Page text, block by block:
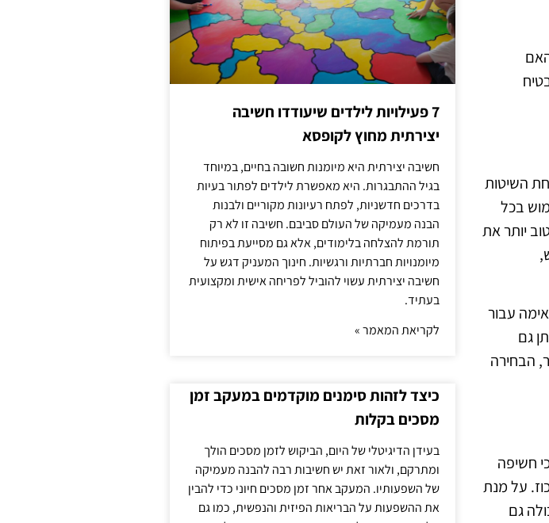
השיטות
בכל
יותר את
עבור
גם
הבחירה
חשיפה
על מנת
גם
7 פעילויות לילדים שיעודדו חשיבה
יצירתית מחוץ לקופסא
חשיבה יצירתית היא מיומנות חשובה בחיים, במיוחד
בגיל ההתבגרות. היא מאפשרת לילדים לפתור בעיות
בדרכים חדשניות, לפתח רעיונות מקוריים ולבנות
הבנה מעמיקה של העולם סביבם. חשיבה זו לא רק
תורמת להצלחה בלימודים, אלא גם מסייעת בפיתוח
מיומנויות חברתיות ורגשיות. חינוך המעניק דגש על
חשיבה יצירתית עשוי להוביל לפריחה אישית ומקצועית
בעתיד.
לקריאת המאמר »
כיצד לזהות סימנים מוקדמים במעקב זמן
מסכים בקלות
בעידן הדיגיטלי של היום, הביקוש לזמן מסכים הולך
ומתרקם, ולאור זאת יש חשיבות רבה להבנה מעמיקה
של השפעותיו. המעקב אחר זמן מסכים חיוני כדי להבין
את ההשפעות על הבריאות הפיזית והנפשית, כמו גם